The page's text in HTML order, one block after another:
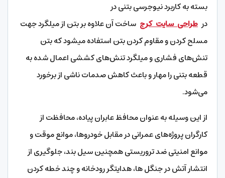
بسته به کاربرد نیوجرسی بتنی در
در طراحیسایتکرج ساخت آن علاوه بر بتن از میلگرد جهت
مسلح کردن و مقاوم کردن بتن استفاده میشود که بتن
تنش‌‌‌‌های فشاری و میلگرد تنش‌‌‌‌های کششی اعمال شده به
قطعه بتنی را مهار و باعث کاهش صدمات ناشی از برخورد
می‌شود.
از این وسیله به عنوان محافظ عابران پیاده، محافظت از
کارگران پروژه‌‌‌‌های عمرانی در مقابل خودروها، موانع موقت و
موانع امنیتی ضد تروریستی همچنین سیل بند، جلوگیری از
انتشار آتش در جنگل ها، هدایتگر رودخانه و چند خطه کردن